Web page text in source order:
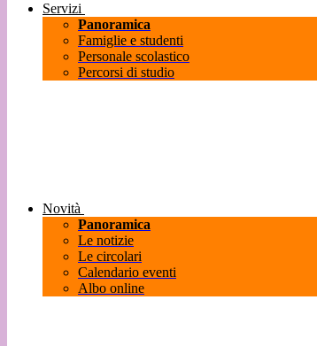
Servizi
Panoramica
Famiglie e studenti
Personale scolastico
Percorsi di studio
Novità
Panoramica
Le notizie
Le circolari
Calendario eventi
Albo online